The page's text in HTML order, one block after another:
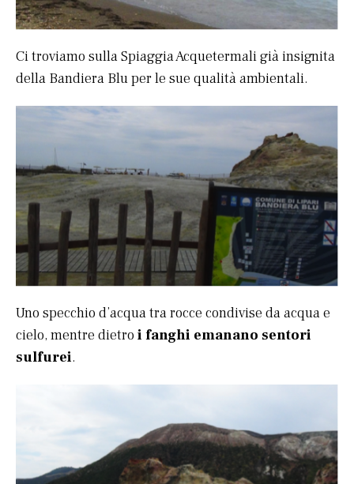
Ci troviamo sulla Spiaggia Acquetermali già insignita
della Bandiera Blu per le sue qualità ambientali.
Uno specchio d’acqua tra rocce condivise da acqua e
cielo, mentre dietro i fanghi emanano sentori
sulfurei.